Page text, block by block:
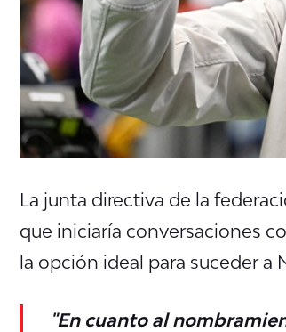
La junta directiva de la
que iniciaría conversaciones
la opción ideal para suceder a
"En cuanto al